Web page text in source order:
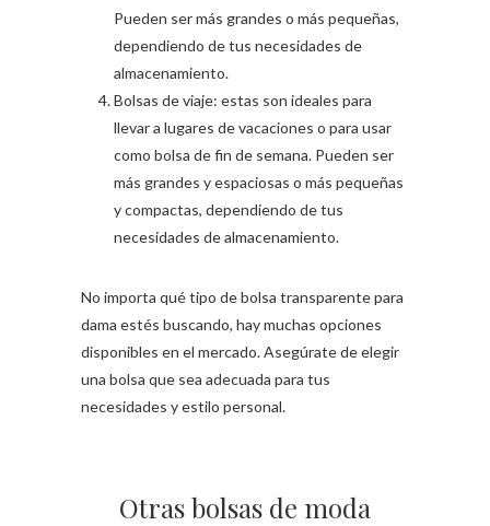
Pueden ser más grandes o más pequeñas,
dependiendo de tus necesidades de
almacenamiento.
Bolsas de viaje: estas son ideales para
llevar a lugares de vacaciones o para usar
como bolsa de fin de semana. Pueden ser
más grandes y espaciosas o más pequeñas
y compactas, dependiendo de tus
necesidades de almacenamiento.
No importa qué tipo de bolsa transparente para
dama estés buscando, hay muchas opciones
disponibles en el mercado. Asegúrate de elegir
una bolsa que sea adecuada para tus
necesidades y estilo personal.
Otras bolsas de moda